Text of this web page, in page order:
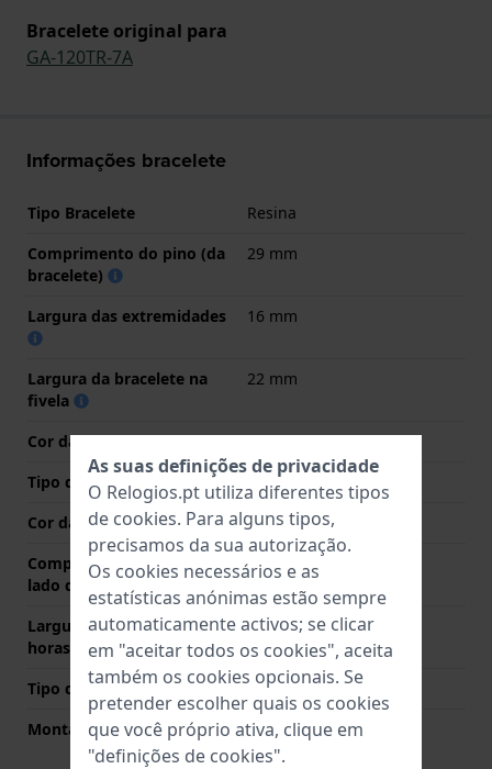
Bracelete original para
GA-120TR-7A
Informações bracelete
Tipo Bracelete
Resina
Comprimento do pino (da
bracelete)
29 mm
Largura das extremidades 16 mm
Largura da bracelete na
fivela
22 mm
Cor da bracelete
Branco
Tipo de Fecho
Fecho
Cor da fivela
Encarnado
Comprimento de banda no
lado das 12 horas
75 mm
Largura de banda lado 6
horas (mm)
130 mm
Tipo de montagem
Pinos de pressão
Montagem Reta
Não
As suas definições de privacidade
O Relogios.pt utiliza diferentes tipos
de cookies. Para alguns tipos,
precisamos da sua autorização.
Os cookies necessários e as
estatísticas anónimas estão sempre
automaticamente activos; se clicar
em "aceitar todos os cookies", aceita
também os cookies opcionais. Se
pretender escolher quais os cookies
que você próprio ativa, clique em
"definições de cookies".